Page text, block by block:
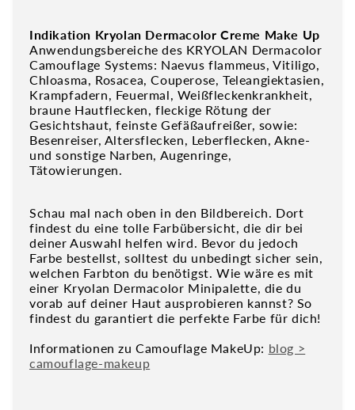
Indikation Kryolan Dermacolor Creme Make Up
Anwendungsbereiche des KRYOLAN Dermacolor
Camouflage Systems: Naevus flammeus, Vitiligo,
Chloasma, Rosacea, Couperose, Teleangiektasien,
Krampfadern, Feuermal, Weißfleckenkrankheit,
braune Hautflecken, fleckige Rötung der
Gesichtshaut, feinste Gefäßaufreißer, sowie:
Besenreiser, Altersflecken, Leberflecken, Akne-
und sonstige Narben, Augenringe,
Tätowierungen.
Schau mal nach oben in den Bildbereich. Dort
findest du eine tolle Farbübersicht, die dir bei
deiner Auswahl helfen wird. Bevor du jedoch
Farbe bestellst, solltest du unbedingt sicher sein,
welchen Farbton du benötigst. Wie wäre es mit
einer Kryolan Dermacolor Minipalette, die du
vorab auf deiner Haut ausprobieren kannst? So
findest du garantiert die perfekte Farbe für dich!
Informationen zu Camouflage MakeUp: blog >
camouflage-makeup